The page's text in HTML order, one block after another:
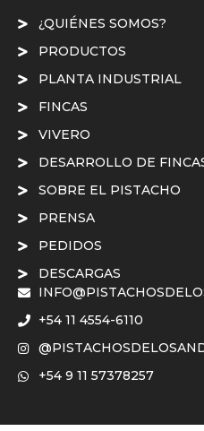
¿QUIÉNES SOMOS?
PRODUCTOS
PLANTA INDUSTRIAL
FINCAS
VIVERO
DESARROLLO DE
SOBRE EL PISTACHO
PRENSA
PEDIDOS
DESCARGAS
+54 11 4554-6110
+54 9 11 57378257